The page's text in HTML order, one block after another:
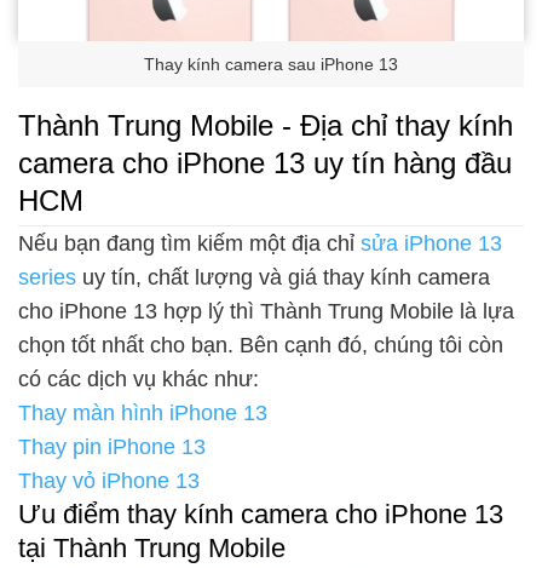
Thay kính camera sau iPhone 13
Thành Trung Mobile - Địa chỉ thay kính
camera cho iPhone 13 uy tín hàng đầu
HCM
Nếu bạn đang tìm kiếm một địa chỉ sửa iPhone 13
series uy tín, chất lượng và giá thay kính camera
cho iPhone 13 hợp lý thì Thành Trung Mobile là lựa
chọn tốt nhất cho bạn. Bên cạnh đó, chúng tôi còn
có các dịch vụ khác như:
Thay màn hình iPhone 13
Thay pin iPhone 13
Thay vỏ iPhone 13
Ưu điểm thay kính camera cho iPhone 13
tại Thành Trung Mobile